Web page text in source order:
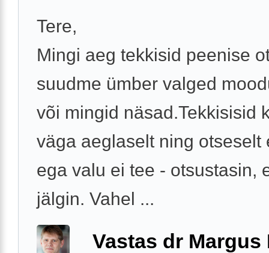
Tere,
Mingi aeg tekkisid peenise
suudme ümber valged
või mingid näsad.Tekkisisid
väga aeglaselt ning otseselt
ega valu ei tee - otsustasin,
jälgin. Vahel ...
Vastas dr Margus